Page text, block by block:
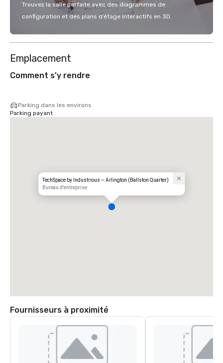
Trouvez la salle parfaite avec des diagrammes de
configuration et des plans d’étage interactifs en 3D.
Emplacement
Comment s'y rendre
Parking dans les environs
Parking payant
TechSpace by Industrious – Arlington (Ballston Quarter)
Bureau d'entreprise
Fournisseurs à proximité